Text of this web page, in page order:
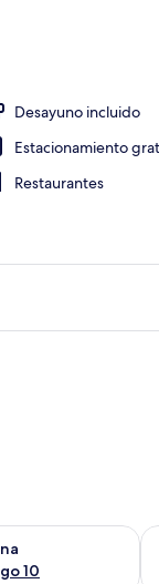
Desayuno incluido
Estacionamiento
Restaurantes
10
para mañana